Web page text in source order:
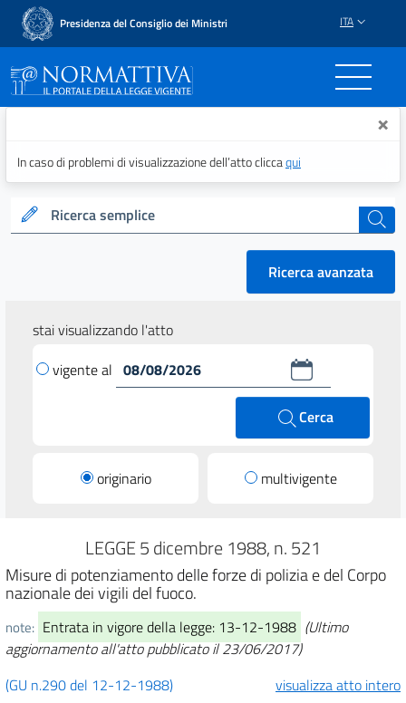
Presidenza del Consiglio dei Ministri ITA
Normattiva - Il portale ×
In caso di problemi di visualizzazione dell’atto cliccaqui
Ricerca semplice cerca
Ricerca avanzata
stai visualizzando l'atto
vigente al
Cerca
originario multivigente
LEGGE 5 dicembre 1988, n. 521
Misure di potenziamento delle forze di polizia e del Corpo
nazionale dei vigili del fuoco.
note: Entrata in vigore della legge: 13-12-1988 (Ultimo
aggiornamento all'atto pubblicato il 23/06/2017)
(GU n.290 del 12-12-1988)
visualizza atto intero